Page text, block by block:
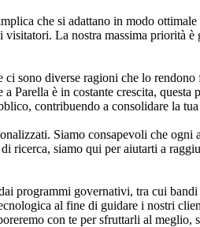
che si adattano in modo
La nostra massima priorità
sono diverse ragioni che lo
è in costante crescita,
contribuendo a consolidare la
Siamo consapevoli che
siamo qui per aiutarti a
programmi governativi, tra cui
al fine di guidare i nostri
con te per sfruttarli al